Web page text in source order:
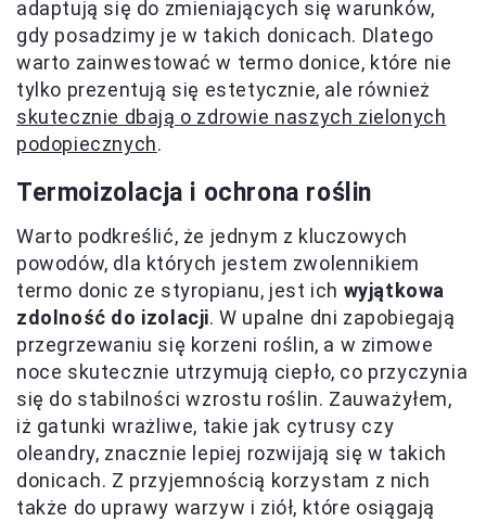
adaptują się do zmieniających się warunków,
gdy posadzimy je w takich donicach. Dlatego
warto zainwestować w termo donice, które nie
tylko prezentują się estetycznie, ale również
skutecznie dbają o zdrowie naszych zielonych
podopiecznych.
Termoizolacja i ochrona roślin
Warto podkreślić, że jednym z kluczowych
powodów, dla których jestem zwolennikiem
termo donic ze styropianu, jest ich wyjątkowa
zdolność do izolacji. W upalne dni zapobiegają
przegrzewaniu się korzeni roślin, a w zimowe
noce skutecznie utrzymują ciepło, co przyczynia
się do stabilności wzrostu roślin. Zauważyłem,
iż gatunki wrażliwe, takie jak cytrusy czy
oleandry, znacznie lepiej rozwijają się w takich
donicach. Z przyjemnością korzystam z nich
także do uprawy warzyw i ziół, które osiągają